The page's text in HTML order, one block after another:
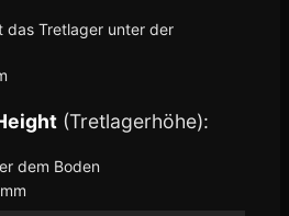
das Tretlager unter der
(Tretlagerhöhe):
dem Boden